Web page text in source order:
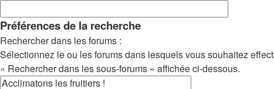
Préférences de la recherche
Rechercher dans les forums :
Sélectionnez le ou les forums dans lesquels vous souhaitez
« Rechercher dans les sous-forums » affichée ci-dessous.